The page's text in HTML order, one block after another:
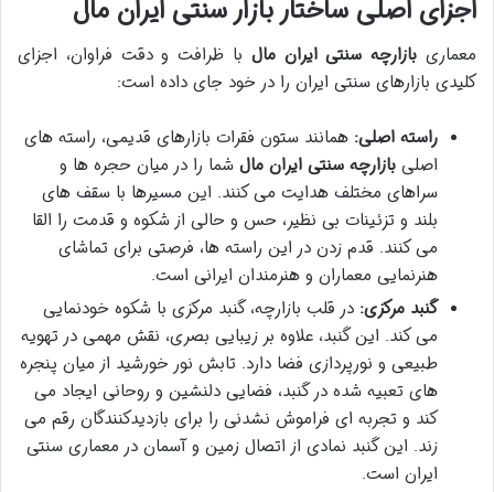
اجزای اصلی ساختار بازار سنتی ایران مال
معماری بازارچه سنتی ایران مال با ظرافت و دقت فراوان، اجزای
کلیدی بازارهای سنتی ایران را در خود جای داده است:
راسته اصلی: همانند ستون فقرات بازارهای قدیمی، راسته های
اصلی بازارچه سنتی ایران مال شما را در میان حجره ها و
سراهای مختلف هدایت می کنند. این مسیرها با سقف های
بلند و تزئینات بی نظیر، حس و حالی از شکوه و قدمت را القا
می کنند. قدم زدن در این راسته ها، فرصتی برای تماشای
هنرنمایی معماران و هنرمندان ایرانی است.
گنبد مرکزی: در قلب بازارچه، گنبد مرکزی با شکوه خودنمایی
می کند. این گنبد، علاوه بر زیبایی بصری، نقش مهمی در تهویه
طبیعی و نورپردازی فضا دارد. تابش نور خورشید از میان پنجره
های تعبیه شده در گنبد، فضایی دلنشین و روحانی ایجاد می
کند و تجربه ای فراموش نشدنی را برای بازدیدکنندگان رقم می
زند. این گنبد نمادی از اتصال زمین و آسمان در معماری سنتی
ایران است.